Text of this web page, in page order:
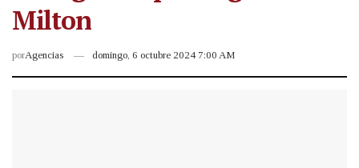
Milton
porAgencias domingo, 6 octubre 2024 7:00 AM